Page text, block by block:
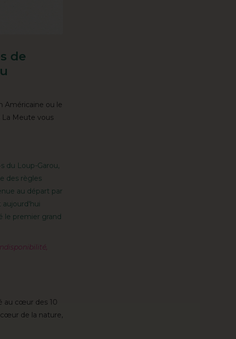
de
Américaine ou le
La Meute vous
du Loup-Garou,
des règles
au départ par
aujourd'hui
le premier grand
au cœur des 10
de la nature,